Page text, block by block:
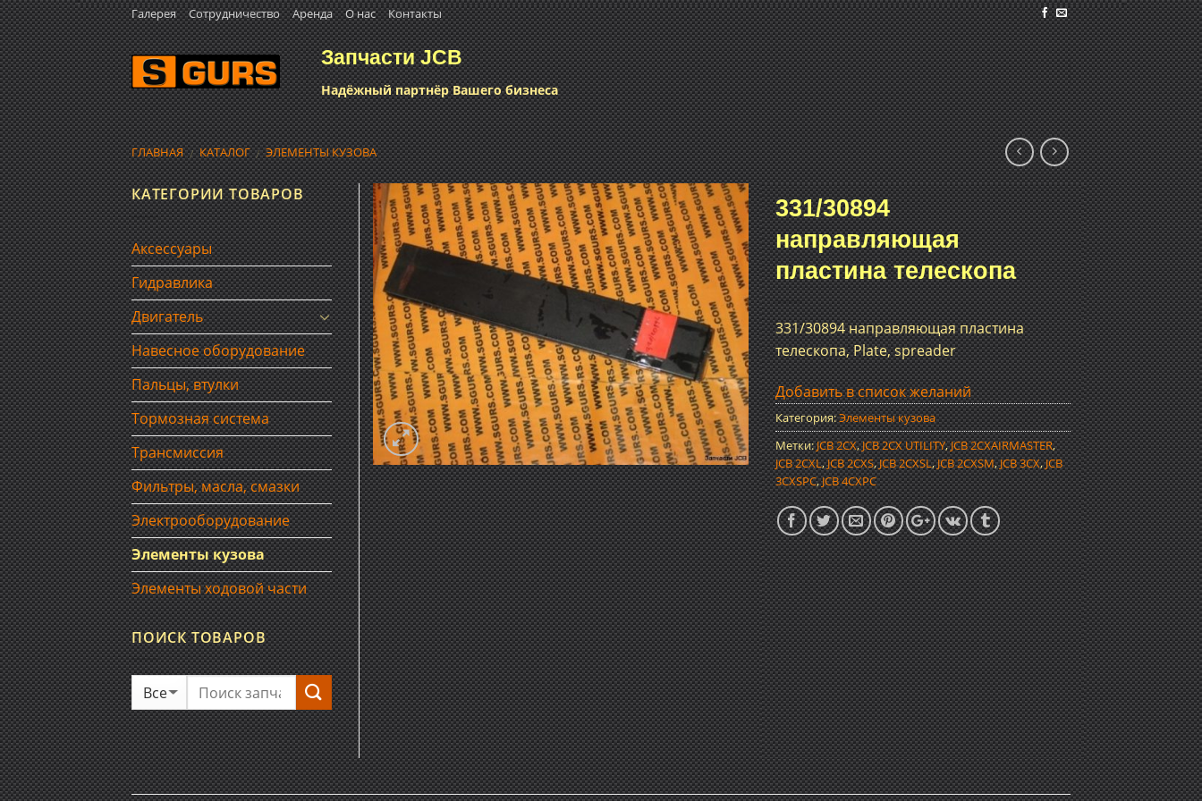
Skip
to
content
Галерея Сотрудничество Аренда О нас Контакты
Запчасти JCB
Надёжный партнёр Вашего бизнеса
ГЛАВНАЯ / КАТАЛОГ / ЭЛЕМЕНТЫ КУЗОВА
Добавить
в список
желаний
331/30894
направляющая
пластина телескопа
331/30894 направляющая пластина
телескопа, Plate, spreader
Добавить в список желаний
Категория:Элементы кузова
Метки:JCB 2CX,JCB 2CX UTILITY,JCB 2CXAIRMASTER,
JCB 2CXL,JCB 2CXS,JCB 2CXSL,JCB 2CXSM,JCB 3CX,JCB
3CXSPC,JCB 4CXPC
КАТЕГОРИИ ТОВАРОВ
Аксессуары
Гидравлика
Двигатель
Навесное оборудование
Пальцы, втулки
Тормозная система
Трансмиссия
Фильтры, масла, смазки
Электрооборудование
Элементы кузова
Элементы ходовой части
ПОИСК ТОВАРОВ